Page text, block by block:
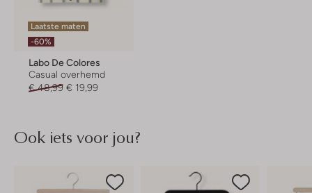
Laatste maten
-60%
Labo De Colores
Casual overhemd
€ 48,99 € 19,99
Ook iets voor jou?